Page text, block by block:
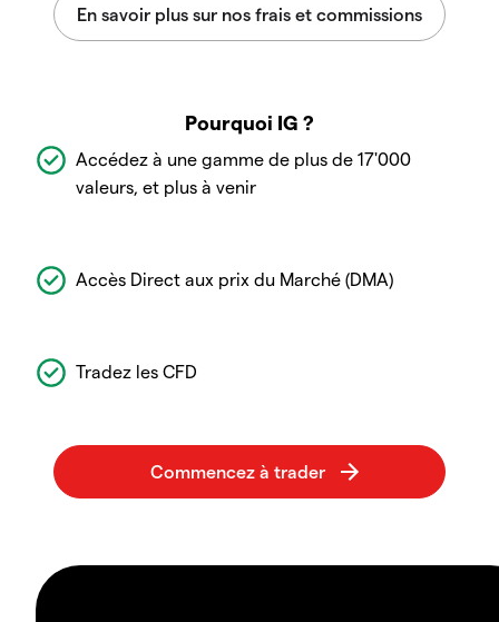
Pourquoi IG ?
Accédez à une gamme de plus de 17'000
valeurs, et plus à venir
Accès Direct aux prix du Marché (DMA)
Tradez les CFD